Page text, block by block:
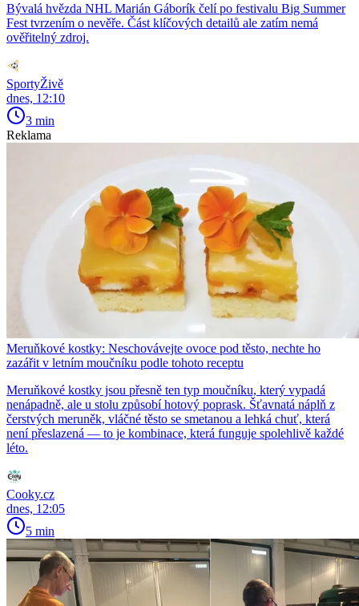
Bývalá hvězda NHL Marián Gáborík čelí po festivalu Big Summer
Fest tvrzením o nevěře. Část klíčových detailů ale zatím nemá
ověřitelný zdroj.
SportyŽivě
dnes, 12:10
3 min
Reklama
Meruňkové kostky: Neschovávejte ovoce pod těsto, nechte ho
zazářit v letním moučníku podle tohoto receptu
Meruňkové kostky jsou přesně ten typ moučníku, který vypadá
nenápadně, ale u stolu způsobí hotový poprask. Šťavnatá náplň z
čerstvých meruněk, vláčné těsto se smetanou a lehká chuť, která
není přeslazená — to je kombinace, která funguje spolehlivě každé
léto.
Cooky.cz
dnes, 12:05
5 min